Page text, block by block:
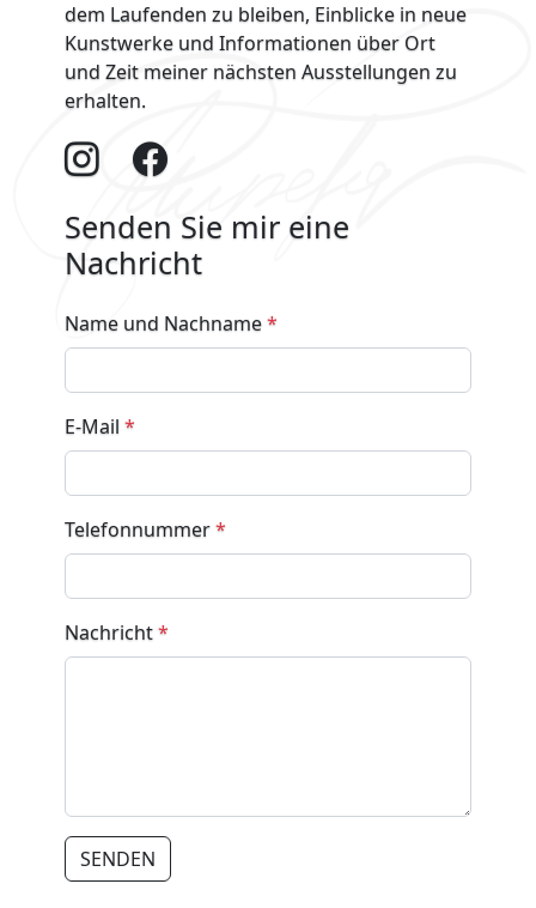
dem Laufenden zu bleiben, Einblicke in neue
Kunstwerke und Informationen über Ort
und Zeit meiner nächsten Ausstellungen zu
erhalten.
Senden Sie mir eine
Nachricht
Name und Nachname*
E-Mail*
Telefonnummer*
Nachricht*
SENDEN